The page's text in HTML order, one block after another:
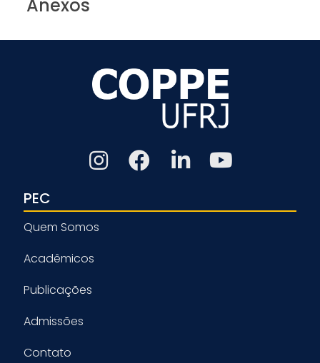
Anexos
PEC
Quem Somos
Acadêmicos
Publicações
Admissões
Contato